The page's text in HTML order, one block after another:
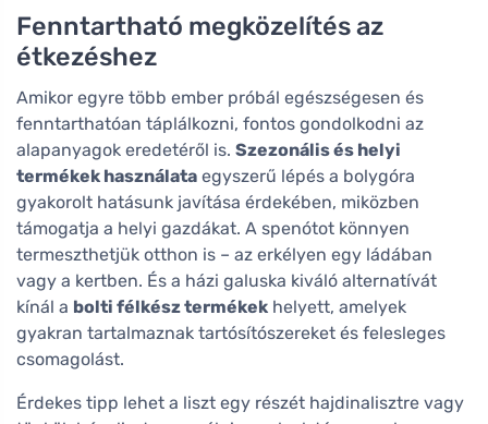
Fenntartható megközelítés az
étkezéshez
Amikor egyre több ember próbál egészségesen és
fenntarthatóan táplálkozni, fontos gondolkodni az
alapanyagok eredetéről is. Szezonális és helyi
termékek használata egyszerű lépés a bolygóra
gyakorolt hatásunk javítása érdekében, miközben
támogatja a helyi gazdákat. A spenótot könnyen
termeszthetjük otthon is – az erkélyen egy ládában
vagy a kertben. És a házi galuska kiváló alternatívát
kínál a bolti félkész termékek helyett, amelyek
gyakran tartalmaznak tartósítószereket és felesleges
csomagolást.
Érdekes tipp lehet a liszt egy részét hajdinalisztre vagy